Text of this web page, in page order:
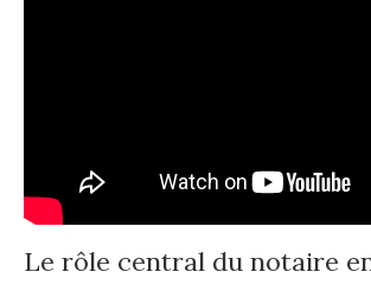
Le rôle central du notaire